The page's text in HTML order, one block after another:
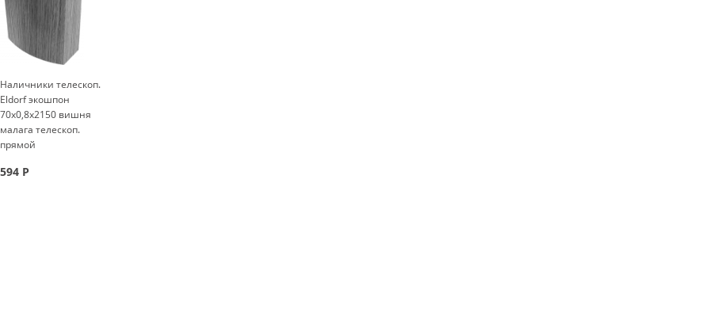
Наличники телескоп.
Eldorf экошпон
70x0,8x2150 вишня
малага телескоп.
прямой
594 Р